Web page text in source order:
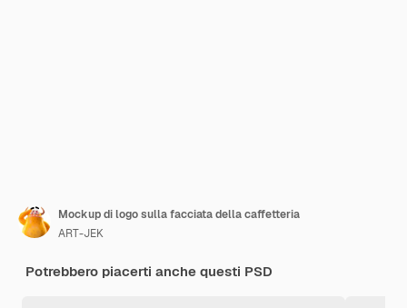
Mockup di logo sulla facciata della caffetteria
ART-JEK
Potrebbero piacerti anche questi PSD